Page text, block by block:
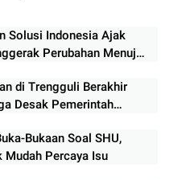
Solusi Indonesia Ajak
Perubahan Menuju
di Trengguli Berakhir
Desak Pemerintah
Bukaan Soal SHU,
Percaya Isu